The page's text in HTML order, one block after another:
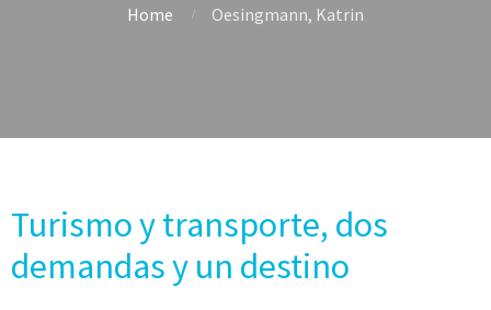
Home Oesingmann, Katrin
Turismo y transporte, dos
demandas y un destino